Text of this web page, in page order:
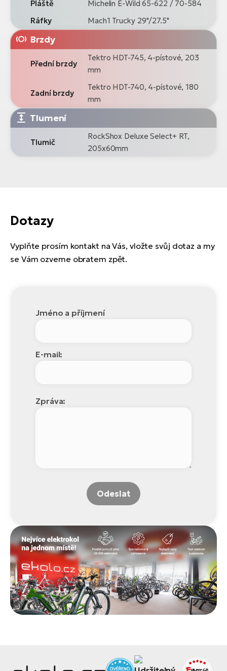
Pláště
Michelin E-Wild 65-622 / 70-584
Ráfky
Mach1 Trucky 29"/27.5"
Brzdy
Přední brzdy
Tektro HDT-745, 4-pístové, 203
mm
Zadní brzdy
Tektro HDT-740, 4-pístové, 180
mm
Tlumení
Tlumič
RockShox Deluxe Select+ RT,
205x60mm
Dotazy
Vyplňte prosím kontakt na Vás, vložte svůj dotaz a my
se Vám ozveme obratem zpět.
Jméno a příjmení
E-mail:
Zpráva:
Odeslat